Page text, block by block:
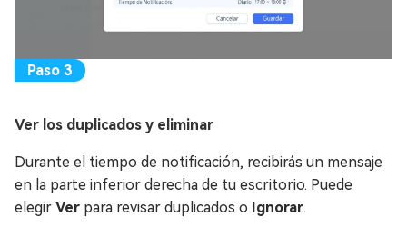
Ver los duplicados y eliminar
Durante el tiempo de notificación, recibirás un mensaje
en la parte inferior derecha de tu escritorio. Puede
elegir Ver para revisar duplicados o Ignorar.